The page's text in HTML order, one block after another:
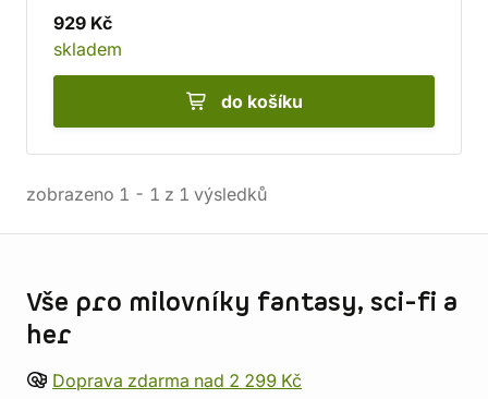
929 Kč
skladem
do košíku
zobrazeno 1 - 1 z 1 výsledků
Vše pro milovníky fantasy, sci-fi a
her
Doprava zdarma nad 2 299 Kč